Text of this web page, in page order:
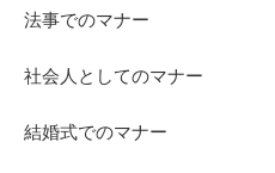
法事でのマナー
社会人としてのマナー
結婚式でのマナー